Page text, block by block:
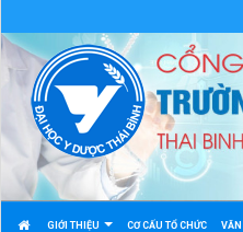
GIỚI THIỆU CƠ CẤU TỔ CHỨC VĂN